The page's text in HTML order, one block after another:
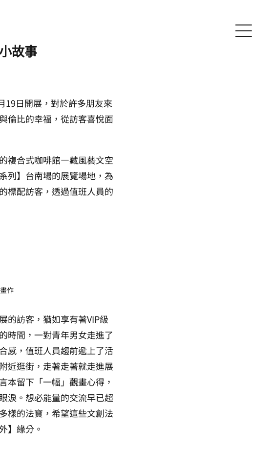
故事
19日開展，對於許多朋友來
倫比的幸福，從訪客喜悅面
複合式咖啡館—藏風藝文空
列】台南場的展覽場地，為
標配訪客，透過值班人員的
作
的訪客，猶如享有著VIP級
時間，一對青年男女走進了
感，值班人員趨前遞上了活
近逛街，走著走著就走進展
本留下「一幅」觀畫心得，
淚。想必能量的交流早已超
樣的法寶，希望這些文創法
】緣分。